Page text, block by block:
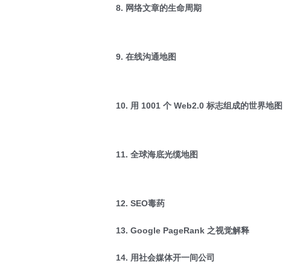
8. 网络文章的生命周期
9. 在线沟通地图
10. 用 1001 个 Web2.0 标志组成的世界地图
11. 全球海底光缆地图
12. SEO毒药
13. Google PageRank 之视觉解释
14. 用社会媒体开一间公司